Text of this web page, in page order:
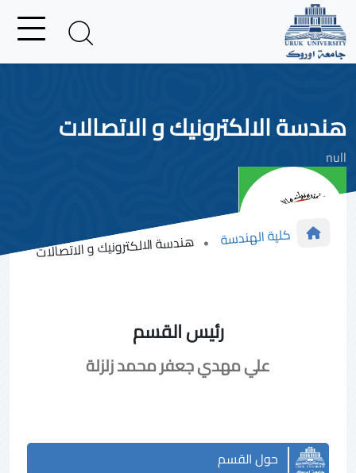
هندسة الالكترونيك و الاتصالات
null
كلية الهندسة هندسة الالكترونيك و الاتصالات
رئيس القسم
علي مهدي جعفر محمد زلزلة
حول القسم